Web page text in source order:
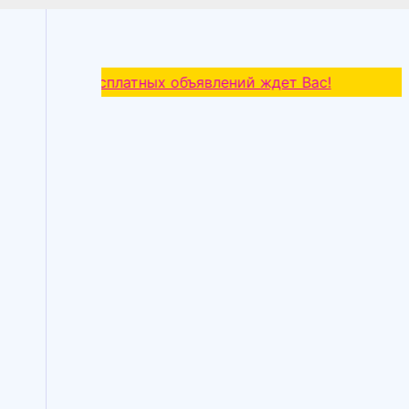
бесплатных объявлений ждет Вас!